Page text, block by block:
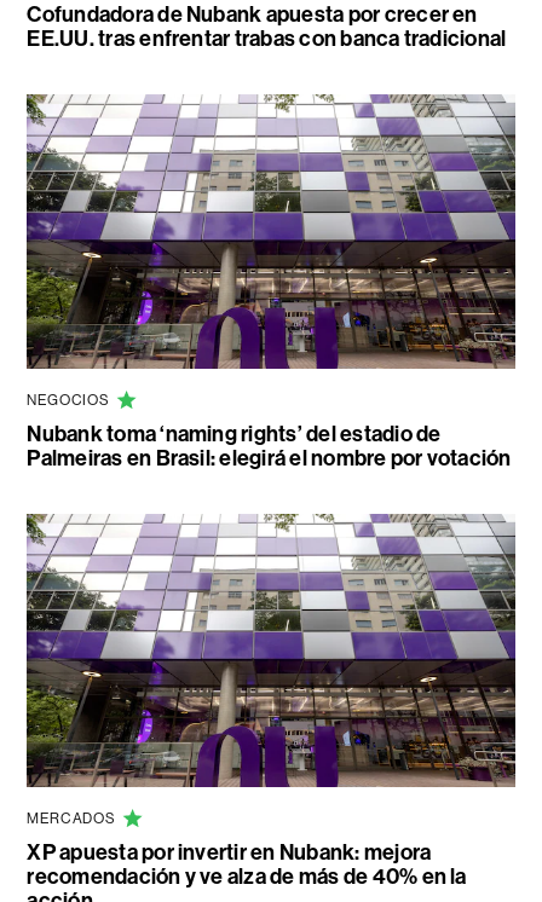
Cofundadora de Nubank apuesta por crecer en
EE.UU. tras enfrentar trabas con banca tradicional
NEGOCIOS
Nubank toma ‘naming rights’ del estadio de
Palmeiras en Brasil: elegirá el nombre por votación
MERCADOS
XP apuesta por invertir en Nubank: mejora
recomendación y ve alza de más de 40% en la